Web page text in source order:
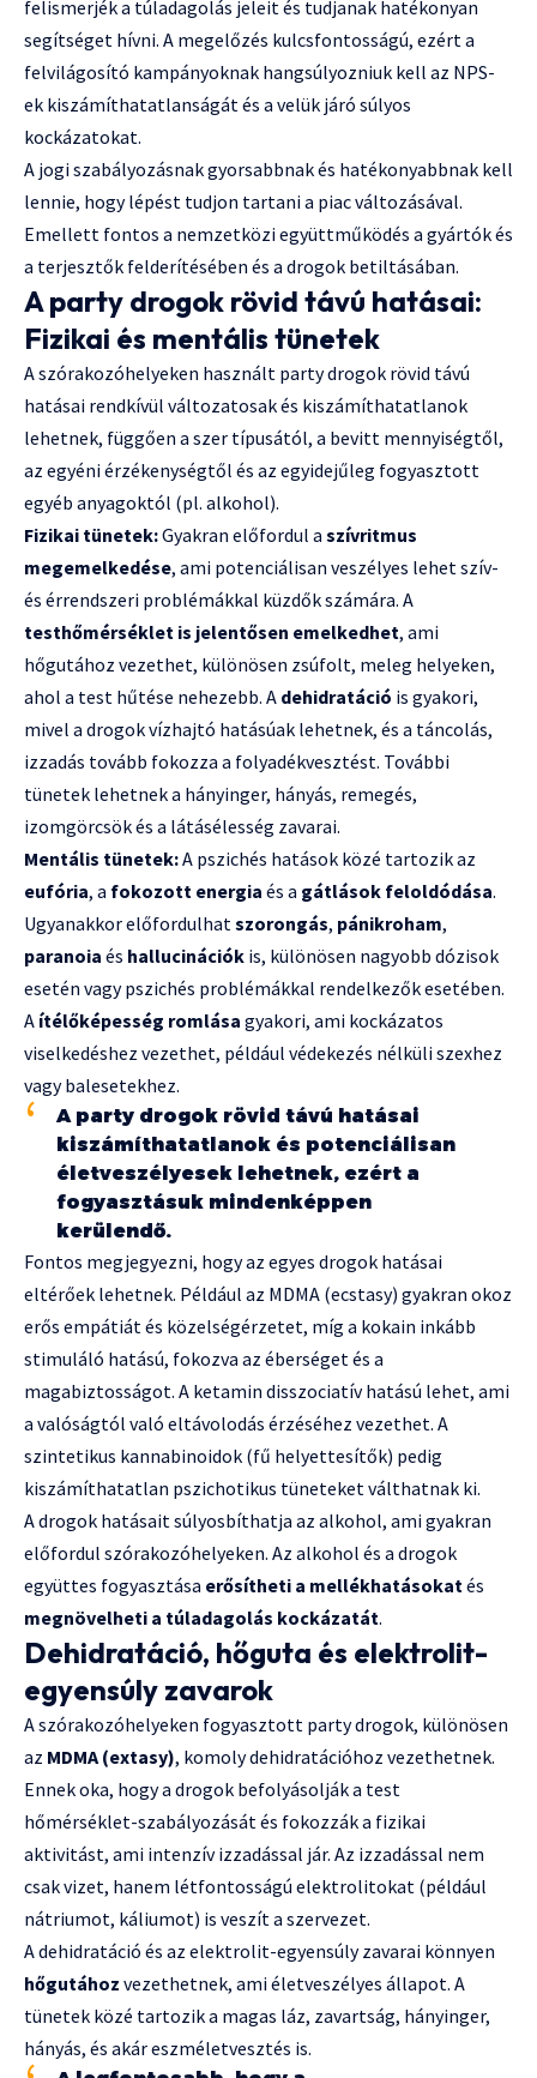
felismerjék a túladagolás jeleit és tudjanak hatékonyan
segítséget hívni. A megelőzés kulcsfontosságú, ezért a
felvilágosító kampányoknak hangsúlyozniuk kell az NPS-
ek kiszámíthatatlanságát és a velük járó súlyos
kockázatokat.
A jogi szabályozásnak gyorsabbnak és hatékonyabbnak kell
lennie, hogy lépést tudjon tartani a piac változásával.
Emellett fontos a nemzetközi együttműködés a gyártók és
a terjesztők felderítésében és a drogok betiltásában.
A party drogok rövid távú hatásai:
Fizikai és mentális tünetek
A szórakozóhelyeken használt party drogok rövid távú
hatásai rendkívül változatosak és kiszámíthatatlanok
lehetnek, függően a szer típusától, a bevitt mennyiségtől,
az egyéni érzékenységtől és az egyidejűleg fogyasztott
egyéb anyagoktól (pl. alkohol).
Fizikai tünetek:Gyakran előfordul a szívritmus
megemelkedése, ami potenciálisan veszélyes lehet szív-
és érrendszeri problémákkal küzdők számára. A
testhőmérséklet is jelentősen emelkedhet, ami
hőgutához vezethet, különösen zsúfolt, meleg helyeken,
ahol a test hűtése nehezebb. A dehidratáció is gyakori,
mivel a drogok vízhajtó hatásúak lehetnek, és a táncolás,
izzadás tovább fokozza a folyadékvesztést. További
tünetek lehetnek a hányinger, hányás, remegés,
izomgörcsök és a látásélesség zavarai.
Mentális tünetek:A pszichés hatások közé tartozik az
eufória, a fokozott energia és a gátlások feloldódása.
Ugyanakkor előfordulhatszorongás, pánikroham,
paranoia és hallucinációk is, különösen nagyobb dózisok
esetén vagy pszichés problémákkal rendelkezők esetében.
A ítélőképesség romlása gyakori, ami kockázatos
viselkedéshez vezethet, például védekezés nélküli szexhez
vagy balesetekhez.
A party drogok rövid távú hatásai
kiszámíthatatlanok és potenciálisan
életveszélyesek lehetnek, ezért a
fogyasztásuk mindenképpen
kerülendő.
Fontos megjegyezni, hogy az egyes drogok hatásai
eltérőek lehetnek. Például az MDMA (ecstasy) gyakran okoz
erős empátiát és közelségérzetet, míg a kokain inkább
stimuláló hatású, fokozva az éberséget és a
magabiztosságot. A ketamin disszociatív hatású lehet, ami
a valóságtól való eltávolodás érzéséhez vezethet. A
szintetikus kannabinoidok (fű helyettesítők) pedig
kiszámíthatatlan pszichotikus tüneteket válthatnak ki.
A drogok hatásait súlyosbíthatja az alkohol, ami gyakran
előfordul szórakozóhelyeken. Az alkohol és a drogok
együttes fogyasztása erősítheti a mellékhatásokatés
megnövelheti a túladagolás kockázatát.
Dehidratáció, hőguta és elektrolit-
egyensúly zavarok
A szórakozóhelyeken fogyasztott party drogok, különösen
az MDMA (extasy), komoly dehidratációhoz vezethetnek.
Ennek oka, hogy a drogok befolyásolják a test
hőmérséklet-szabályozását és fokozzák a fizikai
aktivitást, ami intenzív izzadással jár. Az izzadással nem
csak vizet, hanem létfontosságú elektrolitokat (például
nátriumot, káliumot) is veszít a szervezet.
A dehidratáció és az elektrolit-egyensúly zavarai könnyen
hőgutához vezethetnek, ami életveszélyes állapot. A
tünetek közé tartozik a magas láz, zavartság, hányinger,
hányás, és akár eszméletvesztés is.